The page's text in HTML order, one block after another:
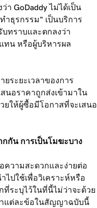
GoDaddy ไม่ได้เป็น
ธุรกรรม” เป็นบริการ
ทราบและตกลงว่า
ทน หรือผู้บริหารผล
ระยะเวลาของการ
นอราคาถูกส่งเข้ามาใน
ยให้ผู้ซื้อมีโอกาสที่จะเสนอ
กัน การเป็นโมฆะบาง
ความสะดวกและง่ายต่อ
ไปใช้เพื่อวิเคราะห์หรือ
ระบุไว้ในที่นี้ไม่ว่าจะด้วย
แต่ละข้อในสัญญาฉบับนี้